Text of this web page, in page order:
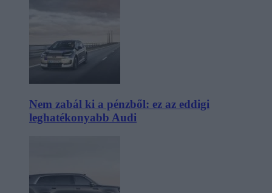
Nem zabál ki a pénzből: ez az eddigi
leghatékonyabb Audi